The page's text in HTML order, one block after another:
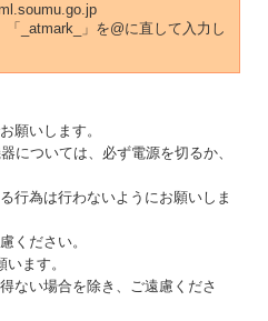
「_atmark_」を@に直して入力し
願いします。
については、必ず電源を切るか、
行為は行わないようにお願いしま
ください。
ます。
ない場合を除き、ご遠慮くださ